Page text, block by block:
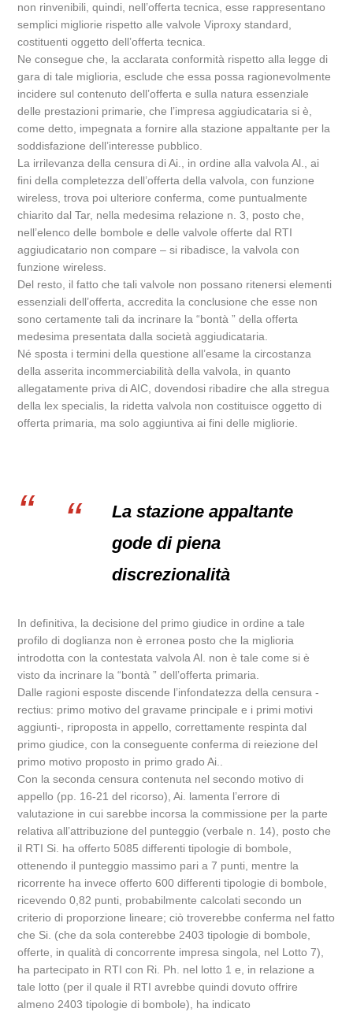
non rinvenibili, quindi, nell’offerta tecnica, esse rappresentano
semplici migliorie rispetto alle valvole Viproxy standard,
costituenti oggetto dell’offerta tecnica.
Ne consegue che, la acclarata conformità rispetto alla legge di
gara di tale miglioria, esclude che essa possa ragionevolmente
incidere sul contenuto dell’offerta e sulla natura essenziale
delle prestazioni primarie, che l’impresa aggiudicataria si è,
come detto, impegnata a fornire alla stazione appaltante per la
soddisfazione dell’interesse pubblico.
La irrilevanza della censura di Ai., in ordine alla valvola Al., ai
fini della completezza dell’offerta della valvola, con funzione
wireless, trova poi ulteriore conferma, come puntualmente
chiarito dal Tar, nella medesima relazione n. 3, posto che,
nell’elenco delle bombole e delle valvole offerte dal RTI
aggiudicatario non compare – si ribadisce, la valvola con
funzione wireless.
Del resto, il fatto che tali valvole non possano ritenersi elementi
essenziali dell’offerta, accredita la conclusione che esse non
sono certamente tali da incrinare la “bontà ” della offerta
medesima presentata dalla società aggiudicataria.
Né sposta i termini della questione all’esame la circostanza
della asserita incommerciabilità della valvola, in quanto
allegatamente priva di AIC, dovendosi ribadire che alla stregua
della lex specialis, la ridetta valvola non costituisce oggetto di
offerta primaria, ma solo aggiuntiva ai fini delle migliorie.
La stazione appaltante
gode di piena
discrezionalità
In definitiva, la decisione del primo giudice in ordine a tale
profilo di doglianza non è erronea posto che la miglioria
introdotta con la contestata valvola Al. non è tale come si è
visto da incrinare la “bontà ” dell’offerta primaria.
Dalle ragioni esposte discende l’infondatezza della censura -
rectius: primo motivo del gravame principale e i primi motivi
aggiunti-, riproposta in appello, correttamente respinta dal
primo giudice, con la conseguente conferma di reiezione del
primo motivo proposto in primo grado Ai..
Con la seconda censura contenuta nel secondo motivo di
appello (pp. 16-21 del ricorso), Ai. lamenta l’errore di
valutazione in cui sarebbe incorsa la commissione per la parte
relativa all’attribuzione del punteggio (verbale n. 14), posto che
il RTI Si. ha offerto 5085 differenti tipologie di bombole,
ottenendo il punteggio massimo pari a 7 punti, mentre la
ricorrente ha invece offerto 600 differenti tipologie di bombole,
ricevendo 0,82 punti, probabilmente calcolati secondo un
criterio di proporzione lineare; ciò troverebbe conferma nel fatto
che Si. (che da sola conterebbe 2403 tipologie di bombole,
offerte, in qualità di concorrente impresa singola, nel Lotto 7),
ha partecipato in RTI con Ri. Ph. nel lotto 1 e, in relazione a
tale lotto (per il quale il RTI avrebbe quindi dovuto offrire
almeno 2403 tipologie di bombole), ha indicato